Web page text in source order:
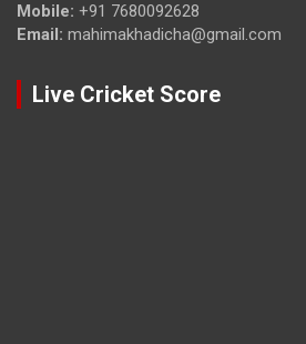
Mobile: +91 7680092628
Email: mahimakhadicha@gmail.com
Live Cricket Score